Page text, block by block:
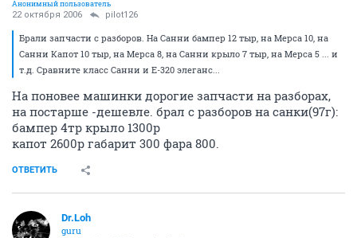
lendik
Анонимный пользователь
22 октября 2006 pilot126
Брали запчасти с разборов. На Санни бампер 12 тыр, на Мерса 10, на
т.д. Сравните класс Санни и E-320 элеганс...
На поновее машинки дорогие запчасти на разборах,
на постарше -дешевле. брал с разборов на санки(97г):
капот 2600р габарит 300 фара 800.